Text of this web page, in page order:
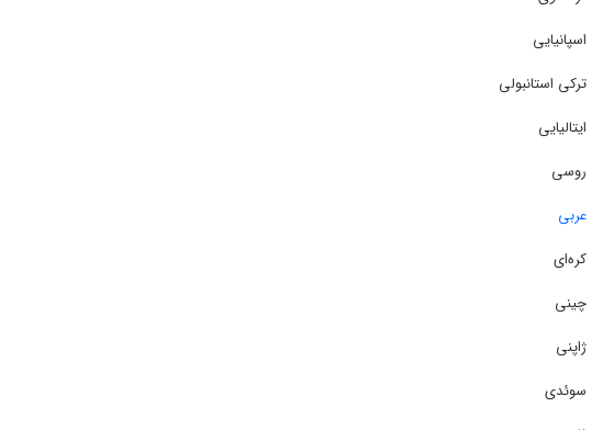
اسپانیایی
ترکی استانبولی
ایتالیایی
روسی
عربی
کره‌ای
چینی
ژاپنی
سوئدی